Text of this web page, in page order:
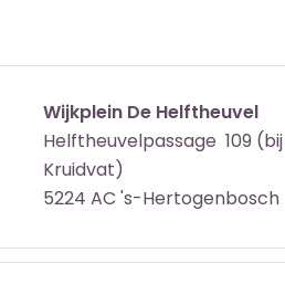
Wijkplein De Helftheuvel
Helftheuvelpassage 109
Kruidvat)
5224 AC 's-Hertogenbosch